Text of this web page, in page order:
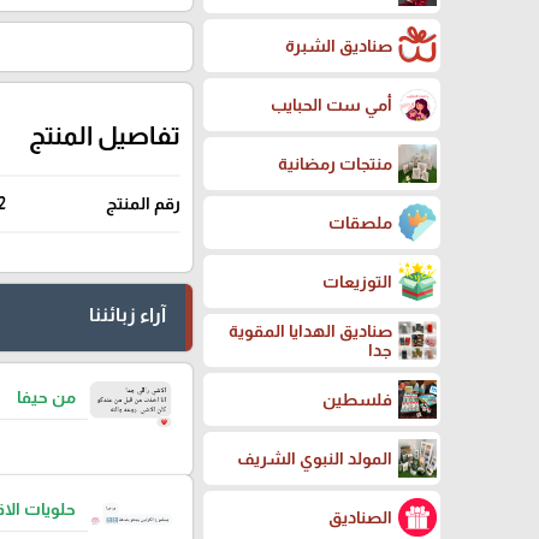
صناديق الشبرة
أمي ست الحبايب
منتجات رمضانية
ملصقات
التوزيعات
صناديق الهدايا المقوية
جدا
فلسطين
المولد النبوي الشريف
الصناديق
تفاصيل المنتج
رقم المنتج
آراء زبائننا
من حيفا
حلويات